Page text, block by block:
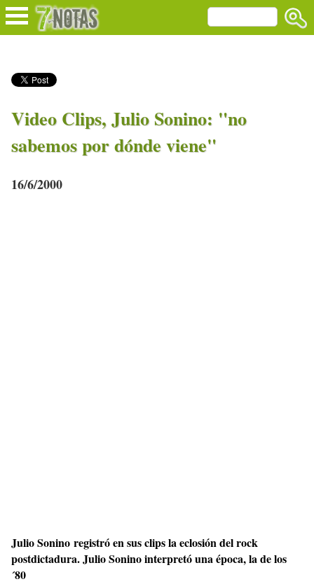
Video Clips, Julio Sonino: "no
sabemos por dónde viene"
16/6/2000
Julio Sonino registró en sus clips la eclosión del rock
postdictadura. Julio Sonino interpretó una época, la de los
´80